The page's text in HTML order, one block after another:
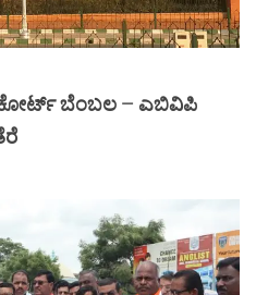
ಬೆಂಬಲ – ಎಬಿವಿಪಿ